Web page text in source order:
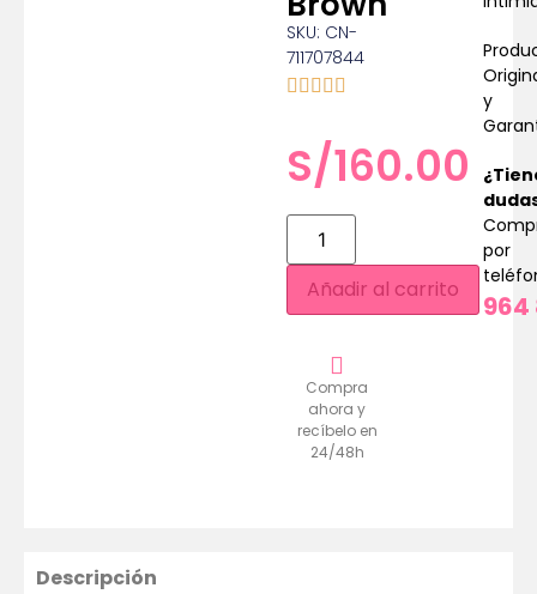
SKU: CN-
711707844
S/160.00
Añadir al carrito
Compra
ahora y
recíbelo en
24/48h
y
por
964
Descripción